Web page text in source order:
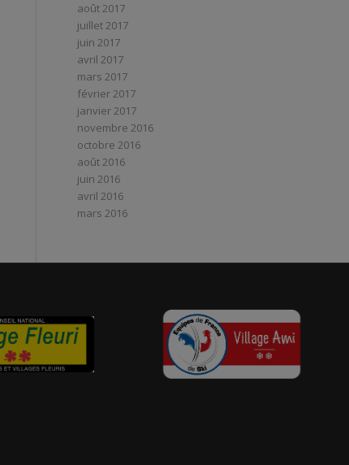
août 2017
juillet 2017
juin 2017
avril 2017
mars 2017
février 2017
janvier 2017
novembre 2016
octobre 2016
août 2016
juin 2016
avril 2016
mars 2016